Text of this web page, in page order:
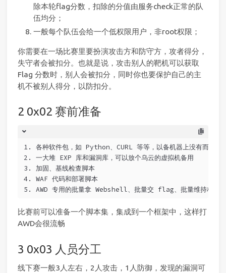
除本轮flag分数，扣除的分值由服务check正常的队
伍均分；
一般每个队伍会给一个低权限用户，非root权限；
你需要在一场比赛里要扮演攻击方和防守方，攻者得分，
失守者会被扣分。也就是说，攻击别人的靶机可以获取
Flag 分数时，别人会被扣分，同时你也要保护自己的主
机不被别人得分，以防扣分。
0x02 赛前准备
1. 各种软件包，如 Python、CURL 等等，以备机器上没有而陷
2. 一大堆 EXP 库和漏洞库，可以放个乌云的虚拟机备用
3. 加固、基线检查脚本
4. WAF 代码和部署脚本
5. AWD 专用的批量拿 Webshell、批量交 flag、批量维持权限的
比赛前可以准备一个脚本集，集成到一个框架中，这样打
AWD会很流畅
0x03 人员分工
线下赛一般3人左右，2人攻击，1人防御，发现的漏洞可